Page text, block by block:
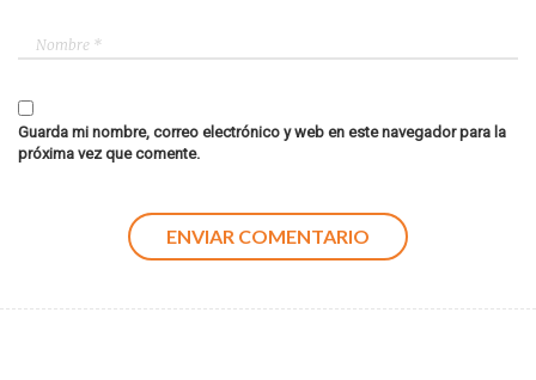
Guarda mi nombre, correo electrónico y web en este navegador para la
próxima vez que comente.